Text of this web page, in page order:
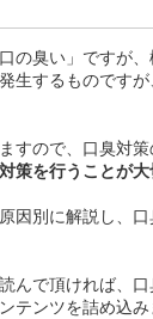
の臭い」ですが、
生するものです
すので、口臭対策
策を行うことが大
因別に解説し、
んで頂ければ、
テンツを詰め込み